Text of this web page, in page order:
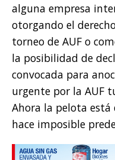
alguna empresa
otorgando el
torneo de AUF o
la posibilidad de
convocada para
urgente por la AUF
Ahora la pelota está
hace imposible